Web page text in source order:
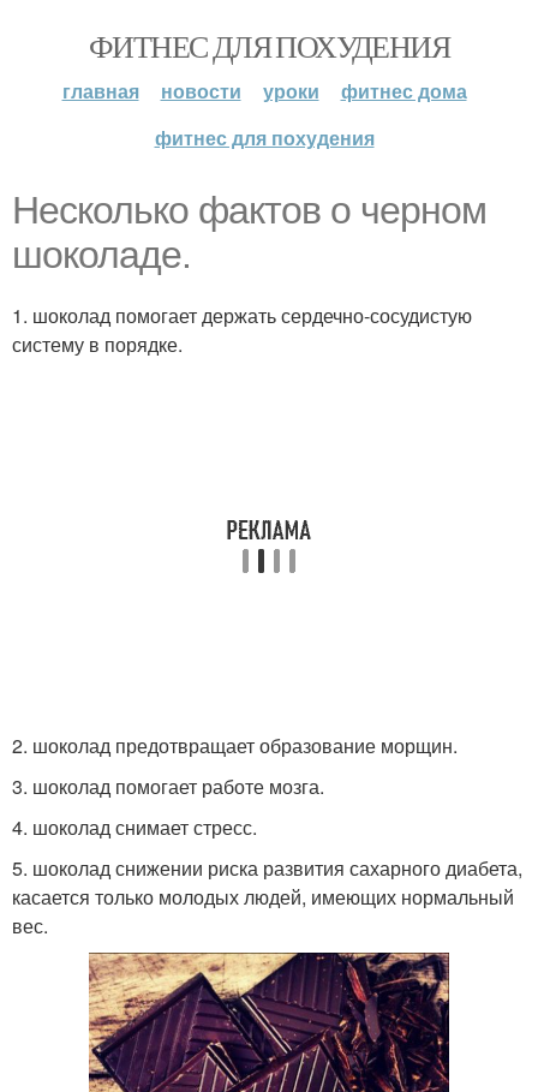
ФИТНЕС ДЛЯ ПОХУДЕНИЯ
главная новости уроки
фитнес дома
фитнес для похудения
Несколько фактов о черном
шоколаде.
1. шоколад помогает держать сердечно-сосудистую
систему в порядке.
2. шоколад предотвращает образование морщин.
3. шоколад помогает работе мозга.
4. шоколад снимает стресс.
5. шоколад снижении риска развития сахарного диабета,
касается только молодых людей, имеющих нормальный
вес.